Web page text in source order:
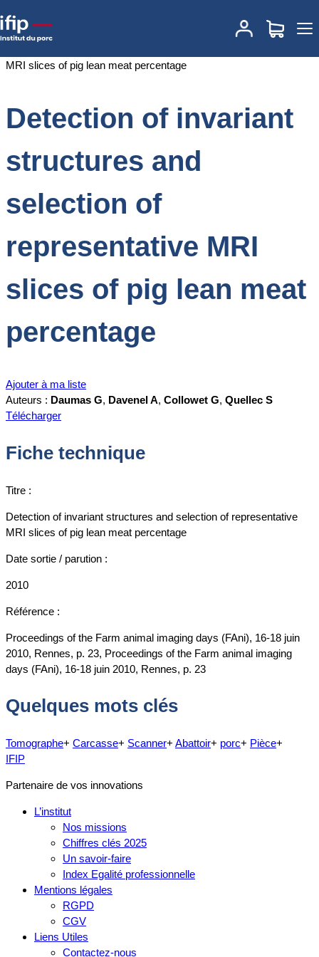
Accueil
Detection of invariant structures and
selection of representative MRI slices of pig lean meat percentage
Detection of invariant
structures and
selection of
representative MRI
slices of pig lean meat
percentage
Ajouter à ma liste
Auteurs : Daumas G, Davenel A, Collowet G, Quellec S
Télécharger
Fiche technique
Titre :
Detection of invariant structures and selection of representative
MRI slices of pig lean meat percentage
Date sortie / parution :
2010
Référence :
Proceedings of the Farm animal imaging days (FAni), 16-18 juin
2010, Rennes, p. 23, Proceedings of the Farm animal imaging
days (FAni), 16-18 juin 2010, Rennes, p. 23
Quelques mots clés
Tomographe+ Carcasse+ Scanner+ Abattoir+ porc+ Pièce+
IFIP
Partenaire de vos innovations
L’institut
Nos missions
Chiffres clés 2025
Un savoir-faire
Index Egalité professionnelle
Mentions légales
RGPD
CGV
Liens Utiles
Contactez-nous